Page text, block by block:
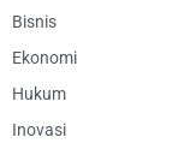
Bisnis
Ekonomi
Hukum
Inovasi